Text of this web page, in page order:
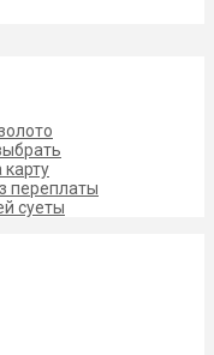
переплаты
суеты